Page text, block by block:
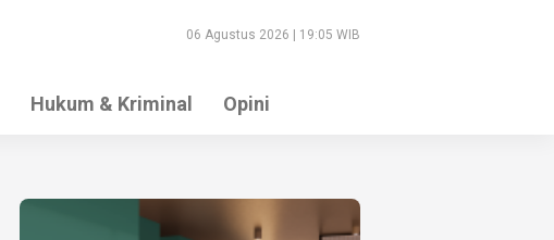
06 Agustus 2026 | 19:05 WIB
Hukum & Kriminal Opini